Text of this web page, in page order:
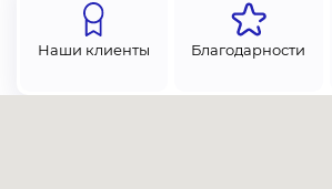
Наши клиенты Благодарности